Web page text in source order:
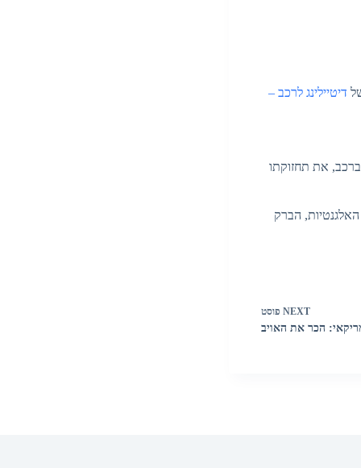
דיטיילינג לרכב –
את תחזוקתו
הברק
NEXT פוסט
הכר את האויב